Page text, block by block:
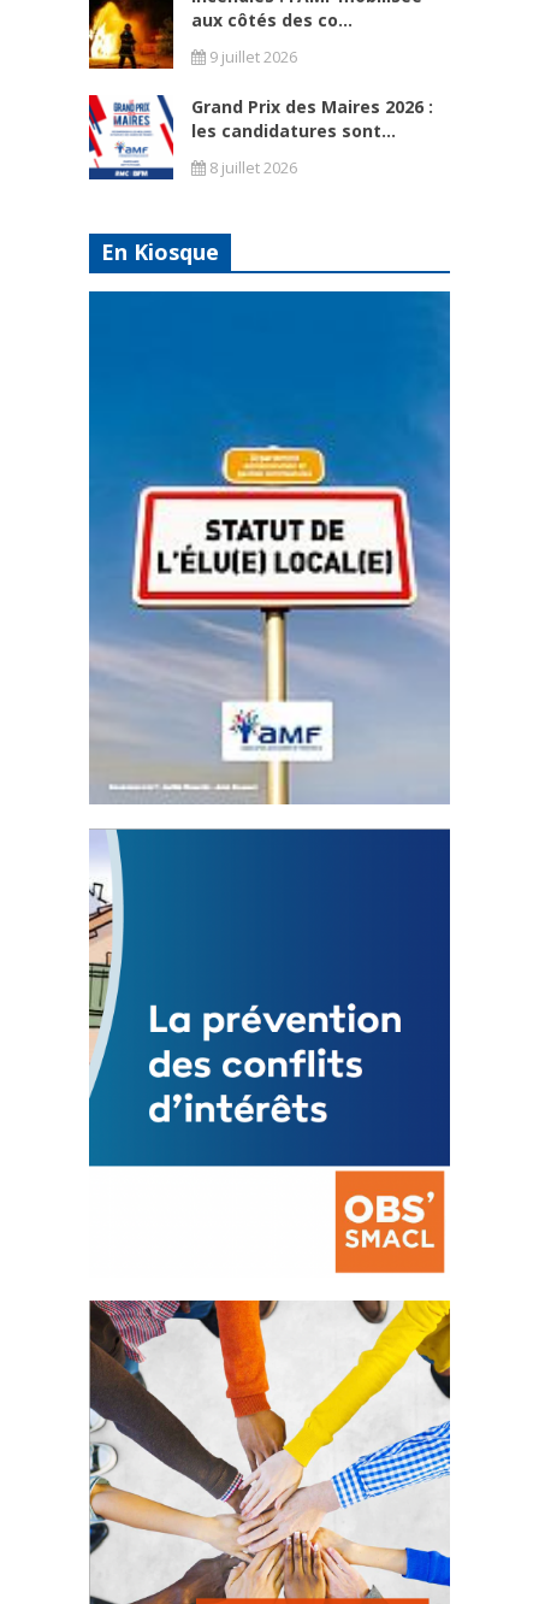
aux côtés des co...
9 juillet 2026
Grand Prix des Maires 2026 :
les candidatures sont...
8 juillet 2026
En Kiosque
Statut de l’élu local
3 avril 2024
Mise à jour avril 2024
FEUILLETER
La prévention des conflits
d’intérêts
18 septembre 2023
FEUILLETER